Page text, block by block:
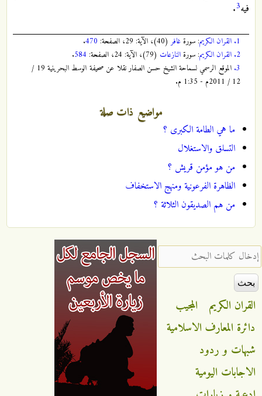
فيه3
.
1. القران الكريم: سورةغافر(40)، الآية: 29، الصفحة: 470
.
2. القران الكريم: سورةالنازعات (79)، الآية: 24، الصفحة: 584
.
3.
الموقع الرسمي لسماحة الشيخ حسن الصفار نقلا عن صحيفة الوسط البحرينية 19 /
12 / 2011م - 1:35 م.
مواضيع ذات صلة
ما هي الطامة الكبرى ؟
التسلق والاستغلال
من هو مؤمن قريش ؟
الظاهرة الفرعونية ومنهج الاستخفاف
من هم الصديقون الثلاثة ؟
‏إدخال كلمات البحث ‏
القران الكريم
المجيب
دائرة المعارف الاسلامية
شبهات و ردود
الاجابات اليومية